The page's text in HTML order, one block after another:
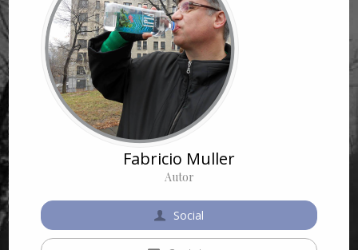
Fabricio Muller
Autor
Social